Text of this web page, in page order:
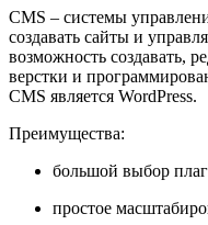
CMS – системы
создавать сайты и
возможность создавать,
верстки и
CMS является WordPress.
Преимущества:
большой выбор
простое